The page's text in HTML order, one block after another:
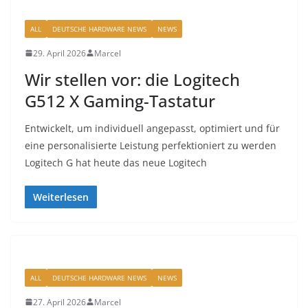
ALL DEUTSCHE HARDWARE NEWS NEWS
29. April 2026 Marcel
Wir stellen vor: die Logitech
G512 X Gaming-Tastatur
Entwickelt, um individuell angepasst, optimiert und für
eine personalisierte Leistung perfektioniert zu werden
Logitech G hat heute das neue Logitech
Weiterlesen
ALL DEUTSCHE HARDWARE NEWS NEWS
27. April 2026 Marcel